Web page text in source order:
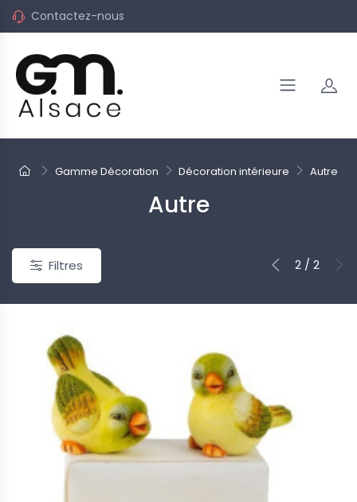
Contactez-nous
Gamme Décoration Décoration intérieure Autre
Autre
Filtres 2 / 2